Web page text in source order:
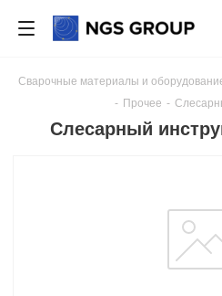
Сварочные материалы и
- Прочее -
Слесарный